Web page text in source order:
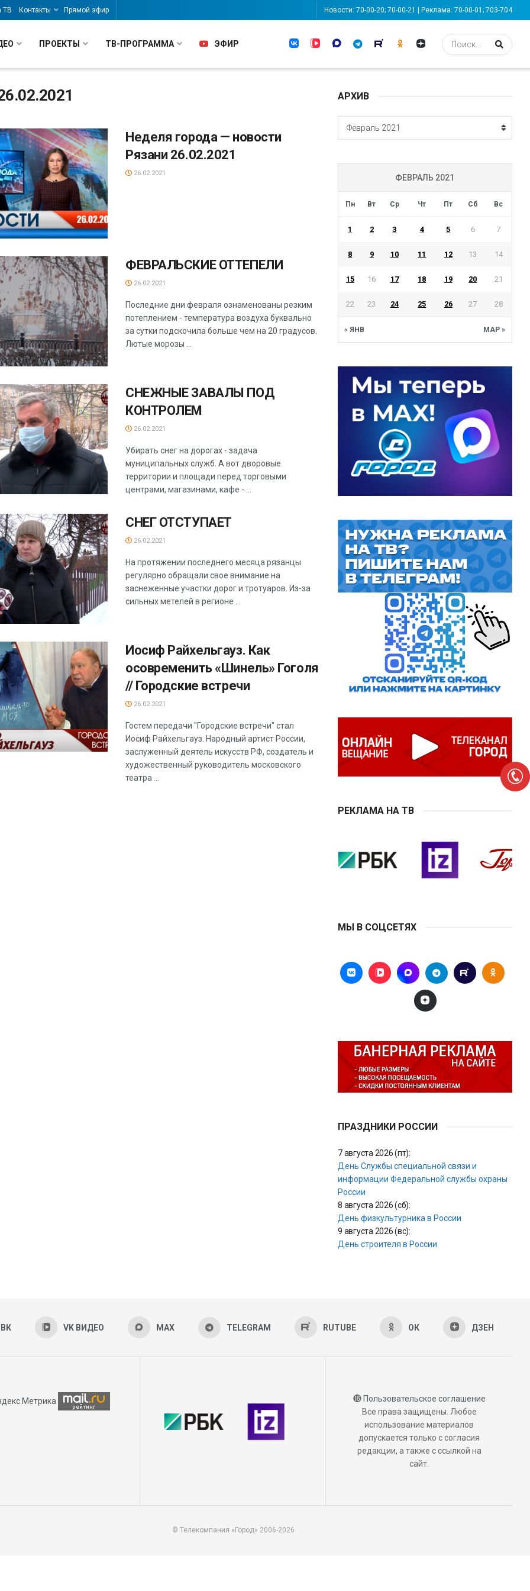
ТВ Контакты Прямой эфир Новости: 70-00-20; 70-00-21 | Реклама: 70-00-01; 703-704
ПРОЕКТЫ ТВ-ПРОГРАММА ЭФИР
Неделя города — новости
Рязани 26.02.2021
26.02.2021
ФЕВРАЛЬСКИЕ ОТТЕПЕЛИ
26.02.2021
Последние дни февраля ознаменованы резким
потеплением - температура воздуха буквально
за сутки подскочила больше чем на 20 градусов.
Лютые морозы ...
СНЕЖНЫЕ ЗАВАЛЫ ПОД
КОНТРОЛЕМ
26.02.2021
Убирать снег на дорогах - задача
муниципальных служб. А вот дворовые
территории и площади перед торговыми
центрами, магазинами, кафе - ...
СНЕГ ОТСТУПАЕТ
26.02.2021
На протяжении последнего месяца рязанцы
регулярно обращали свое внимание на
заснеженные участки дорог и тротуаров. Из-за
сильных метелей в регионе ...
Иосиф Райхельгауз. Как
осовременить «Шинель» Гоголя
// Городские встречи
26.02.2021
Гостем передачи "Городские встречи" стал
Иосиф Райхельгауз. Народный артист России,
заслуженный деятель искусств РФ, создатель и
художественный руководитель московского
театра ...
АРХИВ
АРХИВ
Февраль 2021
ФЕВРАЛЬ 2021
Пн Вт Ср Чт Пт Сб Вс
« ЯНВ МАР »
1 2 3 4 5 6 7
8 9 10 11 12 13 14
15 16 17 18 19 20 21
22 23 24 25 26 27 28
РЕКЛАМА НА ТВ
МЫ В СОЦСЕТЯХ
ПРАЗДНИКИ РОССИИ
7 августа 2026 (пт):
День Службы специальной связи и
информации Федеральной службы охраны
России
8 августа 2026 (сб):
День физкультурника в России
9 августа 2026 (вс):
День строителя в России
ВК VK ВИДЕО MAX TELEGRAM RUTUBE ОК ДЗЕН
⓰Пользовательское соглашение
Все права защищены. Любое
использование материалов
допускается только с согласия
редакции, а также с ссылкой на
сайт.
© Телекомпания «Город» 2006-2026